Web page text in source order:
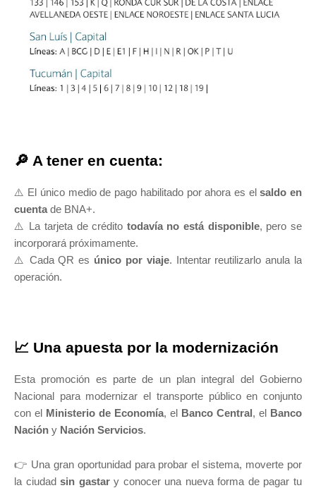
🔎 A tener en cuenta:
⚠️ El único medio de pago habilitado por ahora es elsaldo en
cuenta de BNA+.
⚠️ La tarjeta de crédito todavía no está disponible, pero se
incorporará próximamente.
⚠️ Cada QR es único por viaje. Intentar reutilizarlo anula la
operación.
📈 Una apuesta por la modernización
Esta promoción es parte de un plan integral del Gobierno
Nacional para modernizar el transporte público en conjunto
con el Ministerio de Economía, el Banco Central, el Banco
Nación y Nación Servicios.
👉 Una gran oportunidad para probar el sistema, moverte por
la ciudadsin gastary conocer una nueva forma de pagar tu